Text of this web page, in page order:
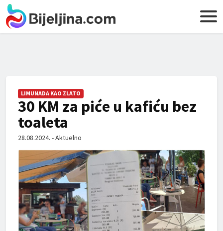
LIMUNADA KAO ZLATO
30 KM za piće u kafiću bez
toaleta
28.08.2024. - Aktuelno